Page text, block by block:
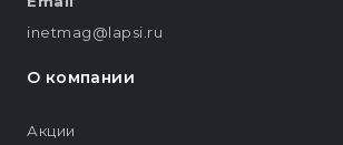
inetmag@lapsi.ru
О компании
Акции